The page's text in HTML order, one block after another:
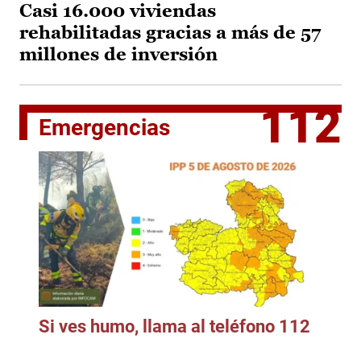
Casi 16.000 viviendas
rehabilitadas gracias a más de 57
millones de inversión
Emergencias 112
Si ves humo, llama al teléfono 112